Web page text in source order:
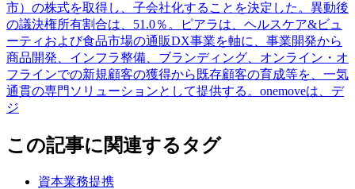
市）の株式を取得し、子会社化することを決定した。異動後
の議決権所有割合は、51.0％。ピアラは、ヘルスケア&ビュ
ーティおよび食品市場の通販DX事業を軸に、事業開発から
商品開発、インフラ整備、ブランディング、オンライン・オ
フラインでの新規顧客の獲得から既存顧客の育成等を、一気
通貫の専門ソリューションとして提供する。onemoveは、デ
ジ
この記事に関連するタグ
資本業務提携